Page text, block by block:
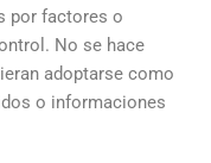
por factores o
No se hace
adoptarse como
o informaciones